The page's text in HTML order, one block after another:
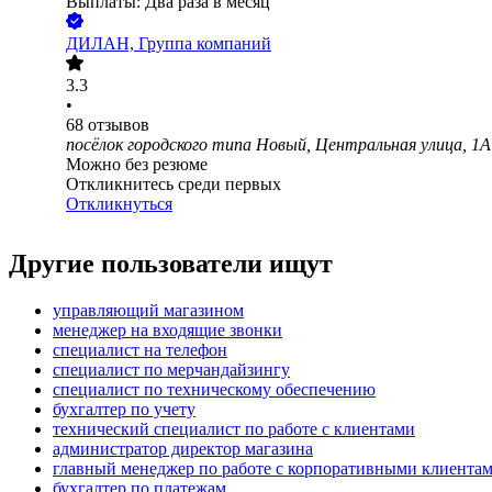
ДИЛАН, Группа компаний
3.3
•
68 отзывов
посёлок городского типа Новый, Центральная улица, 1А
Можно без резюме
Откликнитесь среди первых
Откликнуться
Другие пользователи ищут
управляющий магазином
менеджер на входящие звонки
специалист на телефон
специалист по мерчандайзингу
специалист по техническому обеспечению
бухгалтер по учету
технический специалист по работе с клиентами
администратор директор магазина
главный менеджер по работе с корпоративными